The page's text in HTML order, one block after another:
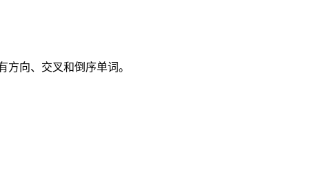
方向、交叉和倒序单词。